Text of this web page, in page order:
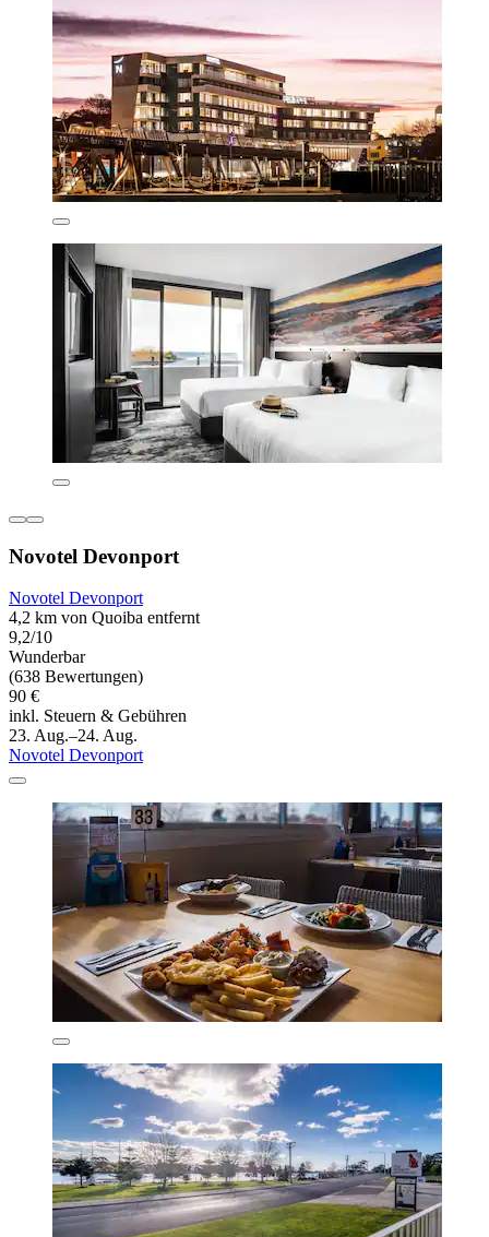
Novotel Devonport
Novotel Devonport
4,2 km von Quoiba entfernt
9,2/10
Wunderbar
(638 Bewertungen)
90 €
inkl. Steuern & Gebühren
23. Aug.–24. Aug.
Novotel Devonport